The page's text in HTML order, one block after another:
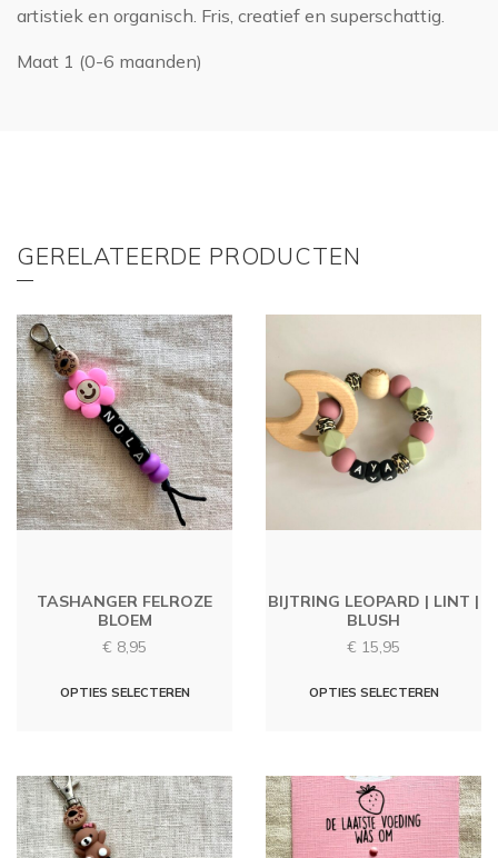
artistiek en organisch. Fris, creatief en superschattig.
Maat 1 (0-6 maanden)
GERELATEERDE PRODUCTEN
TASHANGER FELROZE
BLOEM
€ 8,95
OPTIES SELECTEREN
BIJTRING LEOPARD | LINT |
BLUSH
€ 15,95
OPTIES SELECTEREN
Deze